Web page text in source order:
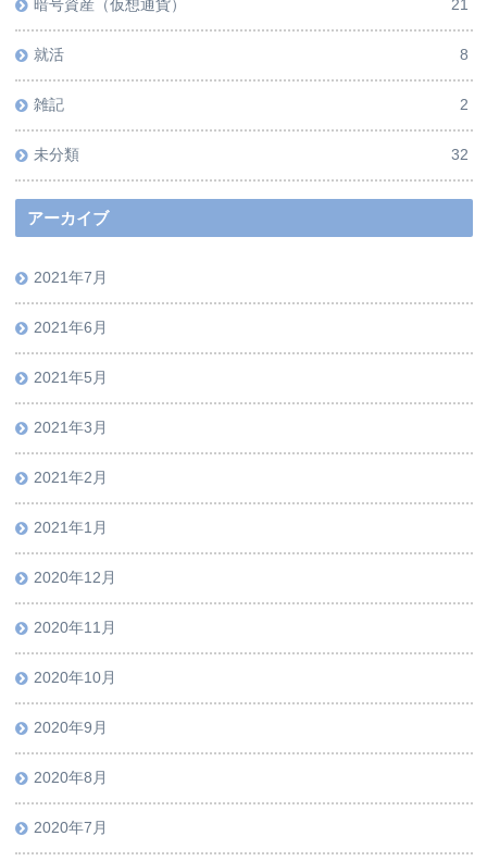
暗号資産（仮想通貨） 21
就活 8
雑記 2
未分類 32
アーカイブ
2021年7月
2021年6月
2021年5月
2021年3月
2021年2月
2021年1月
2020年12月
2020年11月
2020年10月
2020年9月
2020年8月
2020年7月